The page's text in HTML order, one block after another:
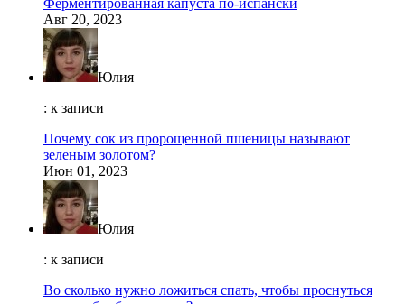
Ферментированная капуста по-испански
Авг 20, 2023
Юлия
: к записи
Почему сок из пророщенной пшеницы называют
зеленым золотом?
Июн 01, 2023
Юлия
: к записи
Во сколько нужно ложиться спать, чтобы проснуться